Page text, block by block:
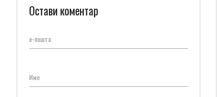
Остави коментар
е-пошта
Име